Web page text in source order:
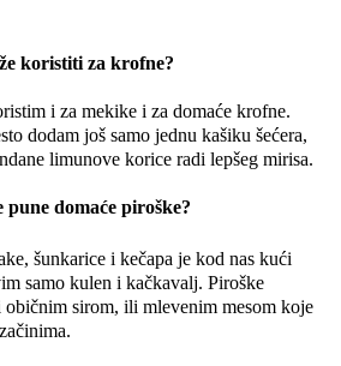
koristiti za krofne?
i za mekike i za domaće krofne.
dodam još samo jednu kašiku šećera,
limunove korice radi lepšeg mirisa.
pune domaće piroške?
šunkarice i kečapa je kod nas kući
samo kulen i kačkavalj. Piroške
sirom, ili mlevenim mesom koje